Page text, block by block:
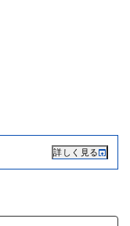
詳しく見る